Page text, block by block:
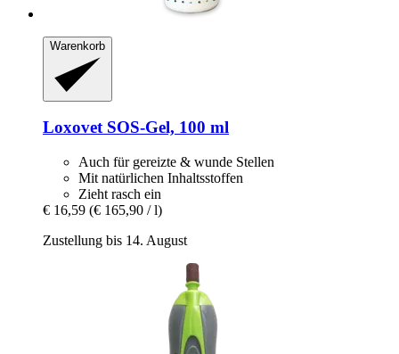
Warenkorb
LoxovetSOS-​Gel, 100 ml
Auch für gereizte & wunde Stellen
Mit natürlichen Inhaltsstoffen
Zieht rasch ein
€ 16,59 (€ 165,90 / l)
Zustellung bis 14. August